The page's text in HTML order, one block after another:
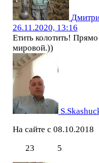
26.11.2020, 13:16
Етить колотить!
мировой.))
На сайте с 08.10.2018
23
5